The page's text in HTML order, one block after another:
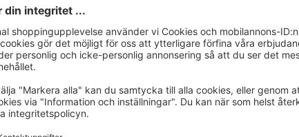
exkl. moms
kr 740,81
Levereras cirka:
ons, aug. 19. - fre, aug. 21.
Vikt: ca.